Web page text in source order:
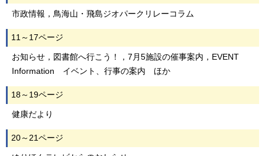
市政情報，鳥海山・飛島ジオパークリレーコラム
11～17ページ
お知らせ，図書館へ行こう！，7月5施設の催事案内，EVENT
Information イベント、行事の案内 ほか
18～19ページ
健康だより
20～21ページ